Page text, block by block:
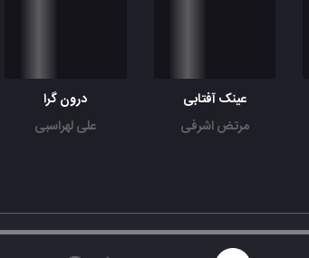
عینک آفتابی
مرتض اشرفی
درون گرا
علی لهراسبی